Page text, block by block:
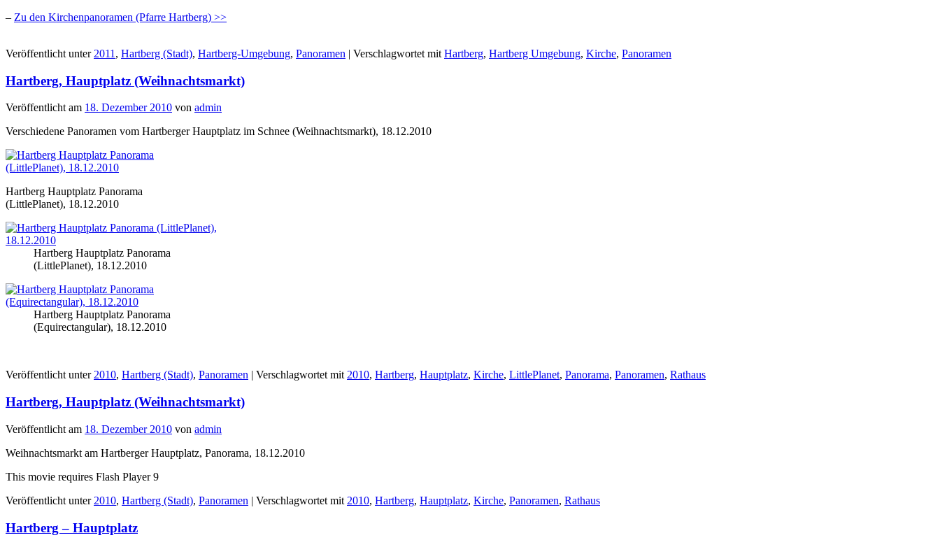
– Zu den Kirchenpanoramen (Pfarre Hartberg) >>
Veröffentlicht unter 2011 , Hartberg (Stadt), Hartberg-Umgebung, Panoramen | Verschlagwortet mit Hartberg, Hartberg Umgebung, Kirche, Panoramen
Hartberg, Hauptplatz (Weihnachtsmarkt)
Veröffentlicht am 18. Dezember 2010 von admin
Verschiedene Panoramen vom Hartberger Hauptplatz im Schnee (Weihnachtsmarkt), 18.12.2010
Hartberg Hauptplatz Panorama
(LittlePlanet), 18.12.2010
Hartberg Hauptplatz Panorama
(LittlePlanet), 18.12.2010
Hartberg Hauptplatz Panorama
(Equirectangular), 18.12.2010
Veröffentlicht unter 2010, Hartberg (Stadt), Panoramen | Verschlagwortet mit 2010, Hartberg, Hauptplatz, Kirche, LittlePlanet, Panorama, Panoramen, Rathaus
Hartberg, Hauptplatz (Weihnachtsmarkt)
Veröffentlicht am 18. Dezember 2010 von admin
Weihnachtsmarkt am Hartberger Hauptplatz, Panorama, 18.12.2010
This movie requires Flash Player 9
Veröffentlicht unter 2010, Hartberg (Stadt), Panoramen | Verschlagwortet mit 2010, Hartberg, Hauptplatz, Kirche, Panoramen, Rathaus
Hartberg – Hauptplatz